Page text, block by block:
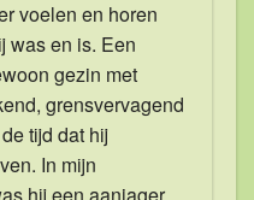
voelen en horen
was en is. Een
gezin met
grensvervagend
tijd dat hij
In mijn
hij een aanjager